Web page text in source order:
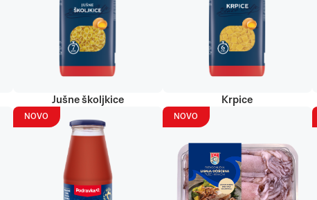
Jušne školjkice Krpice
NOVO NOVO